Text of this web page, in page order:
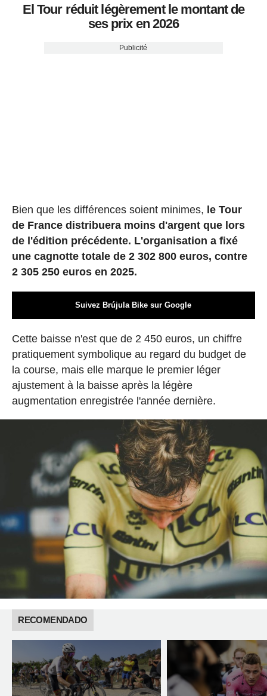
El Tour réduit légèrement le montant de
ses prix en 2026
Publicité
Bien que les différences soient minimes, le Tour
de France distribuera moins d'argent que lors
de l'édition précédente. L'organisation a fixé
une cagnotte totale de 2 302 800 euros, contre
2 305 250 euros en 2025.
Suivez Brújula Bike sur Google
Cette baisse n'est que de 2 450 euros, un chiffre
pratiquement symbolique au regard du budget de
la course, mais elle marque le premier léger
ajustement à la baisse après la légère
augmentation enregistrée l'année dernière.
RECOMENDADO